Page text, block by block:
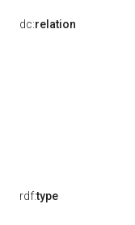
dc:relation
rdf:type